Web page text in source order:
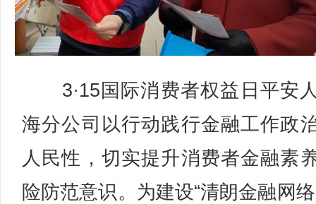
3·15国际消费者权益日平安
海分公司以行动践行金融工作政
人民性，切实提升消费者金融素
险防范意识。为建设“清朗金融网